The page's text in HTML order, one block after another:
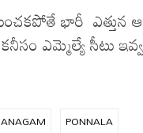
భారీ ఎత్తున
కనీసం ఎమ్మెల్యే
PONNALA